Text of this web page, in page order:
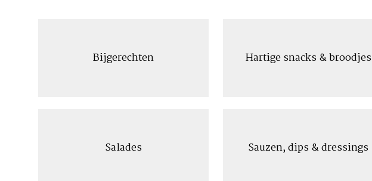
Bijgerechten Hartige snacks & broodjes
Salades Sauzen, dips & dressings